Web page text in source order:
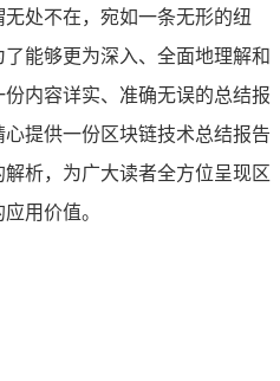
处不在，宛如一条无形的纽
能够更为深入、全面地理解和
内容详实、准确无误的总结报
提供一份区块链技术总结报告
析，为广大读者全方位呈现区
用价值。